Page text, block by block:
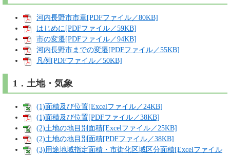
河内長野市市章[PDFファイル／80KB]
はじめに[PDFファイル／59KB]
市の変遷[PDFファイル／94KB]
河内長野市までの変遷[PDFファイル／55KB]
凡例[PDFファイル／50KB]
1．土地・気象
(1)面積及び位置[Excelファイル／24KB]
(1)面積及び位置[PDFファイル／38KB]
(2)土地の地目別面積[Excelファイル／25KB]
(2)土地の地目別面積[PDFファイル／38KB]
(3)用途地域指定面積・市街化区域区分面積[Excelファイル